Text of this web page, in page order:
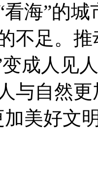
海”的
不足。
成人见
与自然
美好文